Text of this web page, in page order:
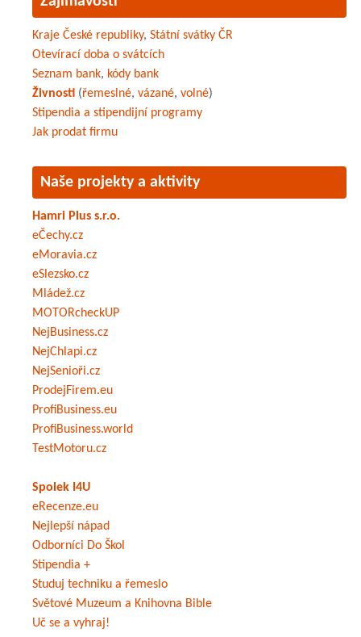
Kraje České republiky, Státní svátky ČR
Otevírací doba o svátcích
Seznam bank, kódy bank
Živnosti (řemeslné, vázané, volné)
Stipendia a stipendijní programy
Jak prodat firmu
Naše projekty a aktivity
Hamri Plus s.r.o.
eČechy.cz
eMoravia.cz
eSlezsko.cz
Mládež.cz
MOTORcheckUP
NejBusiness.cz
NejChlapi.cz
NejSenioři.cz
ProdejFirem.eu
ProfiBusiness.eu
ProfiBusiness.world
TestMotoru.cz
Spolek I4U
eRecenze.eu
Nejlepší nápad
Odborníci Do Škol
Stipendia +
Studuj techniku a řemeslo
Světové Muzeum a Knihovna Bible
Uč se a vyhraj!